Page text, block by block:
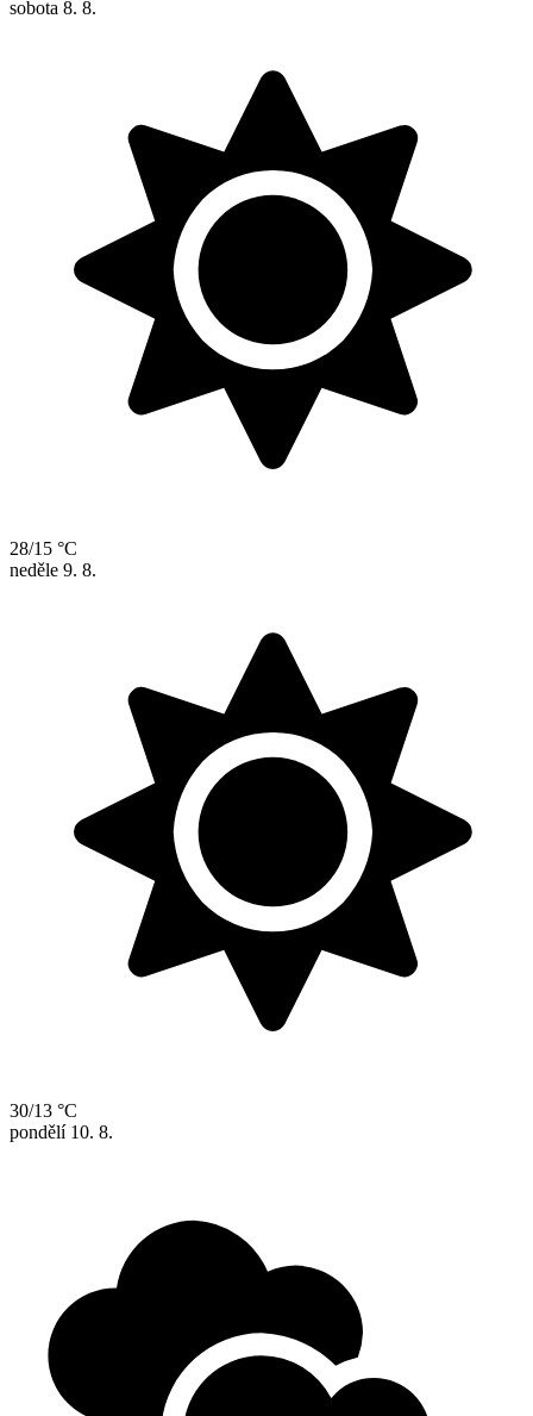
sobota 8. 8.
28/15 °C
neděle 9. 8.
30/13 °C
pondělí 10. 8.